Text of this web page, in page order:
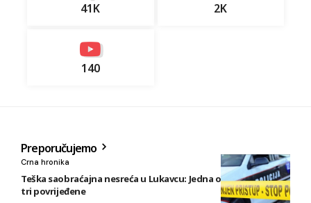
41K 2K
140
Preporučujemo
Crna hronika
Teška saobraćajna nesreća u Lukavcu: Jedna osoba poginula,
tri povrijeđene